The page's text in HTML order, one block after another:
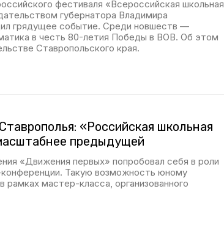
фестиваля «Всероссийская школьная
губернатора Владимира
грядущее событие. Среди новшеств —
в честь 80-летия Победы в ВОВ. Об этом
Ставропольского края.
«Российская школьная
предыдущей
«Движения первых» попробовал себя в роли
Такую возможность юному
рамках мастер-класса, организованного